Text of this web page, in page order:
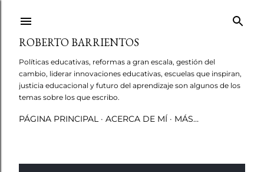
ROBERTO BARRIENTOS
Políticas educativas, reformas a gran escala, gestión del
cambio, liderar innovaciones educativas, escuelas que inspiran,
justicia educacional y futuro del aprendizaje son algunos de los
temas sobre los que escribo.
PÁGINA PRINCIPAL ACERCA DE MÍ MÁS…